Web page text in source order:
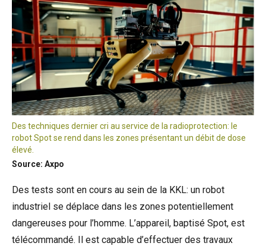
Des techniques dernier cri au service de la radioprotection: le
robot Spot se rend dans les zones présentant un débit de dose
élevé.
Source: Axpo
Des tests sont en cours au sein de la KKL: un robot
industriel se déplace dans les zones potentiellement
dangereuses pour l’homme. L’appareil, baptisé Spot, est
télécommandé. Il est capable d’effectuer des travaux